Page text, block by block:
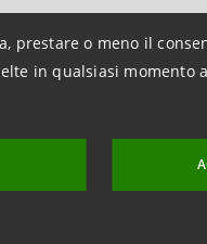
prestare o meno il
in qualsiasi momento
termini di possesso
in termini di
con gli operatori
gli operatori
clienti consenzienti,
aggiornano,
di